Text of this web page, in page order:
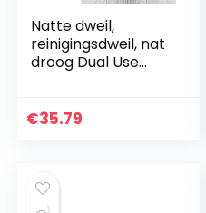
Natte dweil,
reinigingsdweil, nat
droog Dual Use
hap Wassen voor
€35.79